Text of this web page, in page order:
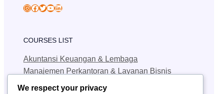
skansa_sendawar Facebook Twitter YouTube LinkedIn
COURSES LIST
Akuntansi Keuangan & Lembaga
Manajemen Perkantoran & Layanan Bisnis
Teknik Jaringan Komputer & Telekomunikasi
We respect your privacy